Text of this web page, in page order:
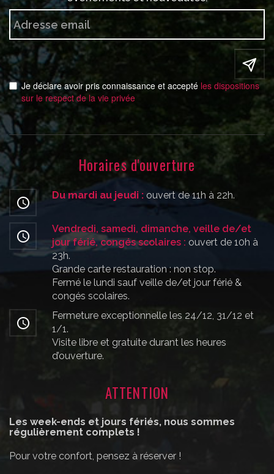
Je déclare avoir pris connaissance et accepté les dispositions
sur le respect de la vie privée
Horaires d'ouverture
Du mardi au jeudi : ouvert de 11h à 22h.
Vendredi, samedi, dimanche, veille de/et
jour férié, congés scolaires : ouvert de 10h à
23h.
Grande carte restauration : non stop.
Fermé le lundi sauf veille de/et jour férié &
congés scolaires.
Fermeture exceptionnelle les 24/12, 31/12 et
1/1.
Visite libre et gratuite durant les heures
d’ouverture.
ATTENTION
Les week-ends et jours fériés, nous sommes
régulièrement complets !
Pour votre confort, pensez à réserver !